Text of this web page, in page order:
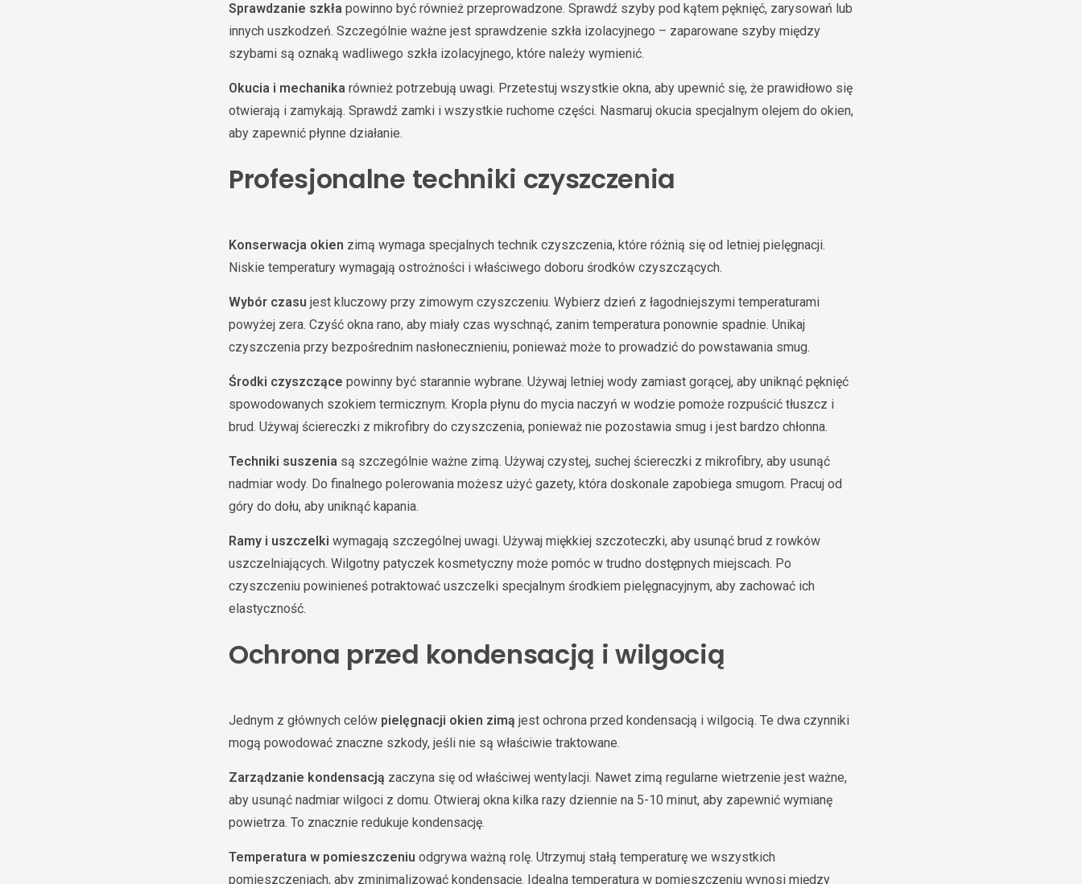
Sprawdzanie szkła powinno być również przeprowadzone. Sprawdź szyby pod kątem pęknięć, zarysowań lub
innych uszkodzeń. Szczególnie ważne jest sprawdzenie szkła izolacyjnego – zaparowane szyby między
szybami są oznaką wadliwego szkła izolacyjnego, które należy wymienić.
Okucia i mechanika również potrzebują uwagi. Przetestuj wszystkie okna, aby upewnić się, że prawidłowo się
otwierają i zamykają. Sprawdź zamki i wszystkie ruchome części. Nasmaruj okucia specjalnym olejem do okien,
aby zapewnić płynne działanie.
Profesjonalne techniki czyszczenia
Konserwacja okien zimą wymaga specjalnych technik czyszczenia, które różnią się od letniej pielęgnacji.
Niskie temperatury wymagają ostrożności i właściwego doboru środków czyszczących.
Wybór czasu jest kluczowy przy zimowym czyszczeniu. Wybierz dzień z łagodniejszymi temperaturami
powyżej zera. Czyść okna rano, aby miały czas wyschnąć, zanim temperatura ponownie spadnie. Unikaj
czyszczenia przy bezpośrednim nasłonecznieniu, ponieważ może to prowadzić do powstawania smug.
Środki czyszczące powinny być starannie wybrane. Używaj letniej wody zamiast gorącej, aby uniknąć pęknięć
spowodowanych szokiem termicznym. Kropla płynu do mycia naczyń w wodzie pomoże rozpuścić tłuszcz i
brud. Używaj ściereczki z mikrofibry do czyszczenia, ponieważ nie pozostawia smug i jest bardzo chłonna.
Techniki suszenia są szczególnie ważne zimą. Używaj czystej, suchej ściereczki z mikrofibry, aby usunąć
nadmiar wody. Do finalnego polerowania możesz użyć gazety, która doskonale zapobiega smugom. Pracuj od
góry do dołu, aby uniknąć kapania.
Ramy i uszczelki wymagają szczególnej uwagi. Używaj miękkiej szczoteczki, aby usunąć brud z rowków
uszczelniających. Wilgotny patyczek kosmetyczny może pomóc w trudno dostępnych miejscach. Po
czyszczeniu powinieneś potraktować uszczelki specjalnym środkiem pielęgnacyjnym, aby zachować ich
elastyczność.
Ochrona przed kondensacją i wilgocią
Jednym z głównych celów pielęgnacji okien zimą jest ochrona przed kondensacją i wilgocią. Te dwa czynniki
mogą powodować znaczne szkody, jeśli nie są właściwie traktowane.
Zarządzanie kondensacją zaczyna się od właściwej wentylacji. Nawet zimą regularne wietrzenie jest ważne,
aby usunąć nadmiar wilgoci z domu. Otwieraj okna kilka razy dziennie na 5-10 minut, aby zapewnić wymianę
powietrza. To znacznie redukuje kondensację.
Temperatura w pomieszczeniu odgrywa ważną rolę. Utrzymuj stałą temperaturę we wszystkich
pomieszczeniach, aby zminimalizować kondensację. Idealna temperatura w pomieszczeniu wynosi między